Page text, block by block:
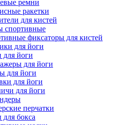
ремни
ракетки
для кистей
спортивные
фиксаторы для кистей
для йоги
йоги
для йоги
для йоги
для йоги
для йоги
перчатки
бокса